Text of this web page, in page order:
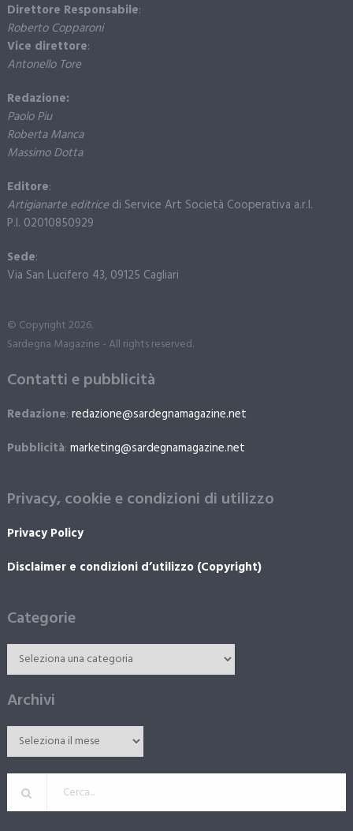
Direttore Responsabile:
Roberto Copparoni
Vice direttore:
Antonello Tore
Redazione:
Paolo Piu
Roberta Manca
Massimo Dotta
Editore:
Artigianarte editricedi Service Art Società Cooperativa a.r.l.
P.I. 02010850929
Sede:
Via San Lucifero 43, 09125 Cagliari
© Copyright 2026.
Sardegna Magazine - All rights reserved.
Contatti e pubblicità
Redazione: redazione@sardegnamagazine.net
Pubblicità: marketing@sardegnamagazine.net
Privacy, cookie e condizioni di utilizzo
Privacy Policy
Disclaimer e condizioni d’utilizzo (Copyright)
Categorie
Archivi